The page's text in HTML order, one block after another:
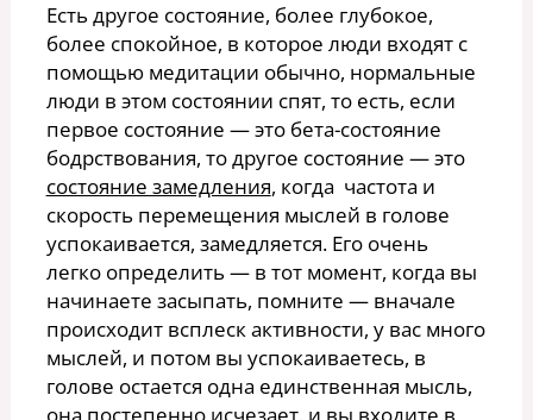
Есть другое состояние, более глубокое,
более спокойное, в которое люди входят с
помощью медитации обычно, нормальные
люди в этом состоянии спят, то есть, если
первое состояние — это бета-состояние
бодрствования, то другое состояние — это
состояние замедления, когда частота и
скорость перемещения мыслей в голове
успокаивается, замедляется. Его очень
легко определить — в тот момент, когда вы
начинаете засыпать, помните — вначале
происходит всплеск активности, у вас много
мыслей, и потом вы успокаиваетесь, в
голове остается одна единственная мысль,